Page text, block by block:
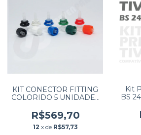
KIT CONECTOR FITTING
COLORIDO 5 UNIDADES
AZUL, PRETO E
BRANCO)
R$569,70
12 x de R$57,73
Kit
BS